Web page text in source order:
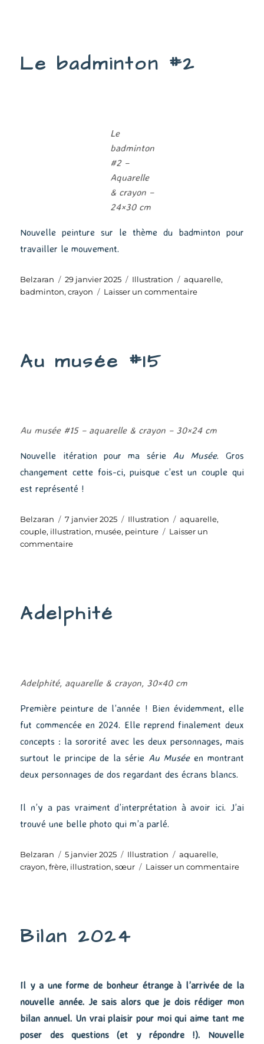
Le badminton #2
Le
badminton
#2 –
Aquarelle
& crayon –
24×30 cm
Nouvelle peinture sur le thème du badminton pour
travailler le mouvement.
Auteur
Belzaran
Publié
le
29 janvier 2025 Catégories
Illustration Étiquettes
aquarelle,
badminton,crayon Laisser un commentairesur
Au musée #15
Au musée #15 – aquarelle & crayon – 30×24 cm
Nouvelle itération pour ma série Au Musée. Gros
changement cette fois-ci, puisque c’est un couple qui
est représenté !
Auteur
Belzaran
Publié
le
7 janvier 2025 Catégories
Illustration Étiquettes
aquarelle,
couple, illustration, musée, peinture
Laisser un
commentairesur
Adelphité
Adelphité, aquarelle & crayon, 30×40 cm
Première peinture de l’année ! Bien évidemment, elle
fut commencée en 2024. Elle reprend finalement deux
concepts : la sororité avec les deux personnages, mais
surtout le principe de la série Au Muséeen montrant
deux personnages de dos regardant des écrans blancs.
Il n’y a pas vraiment d’interprétation à avoir ici. J’ai
trouvé une belle photo qui m’a parlé.
Auteur
Belzaran
Publié
le
5 janvier 2025 Catégories
Illustration Étiquettes
aquarelle,
crayon,frère, illustration,sœur Laisser un commentairesur
Bilan 2024
Il y a une forme de bonheur étrange à l’arrivée de la
nouvelle année. Je sais alors que je dois rédiger mon
bilan annuel. Un vrai plaisir pour moi qui aime tant me
poser des questions (et y répondre !). Nouvelle